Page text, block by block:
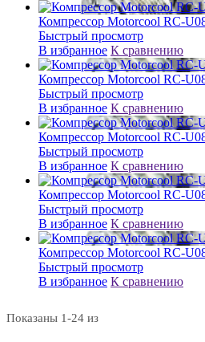
Компрессор Motorcool RC-
Быстрый просмотр
В избранное К сравнению
Компрессор Motorcool RC-
Быстрый просмотр
В избранное К сравнению
Компрессор Motorcool RC-
Быстрый просмотр
В избранное К сравнению
Компрессор Motorcool RC-
Быстрый просмотр
В избранное К сравнению
Компрессор Motorcool RC-
Быстрый просмотр
В избранное К сравнению
Показаны 1-24 из